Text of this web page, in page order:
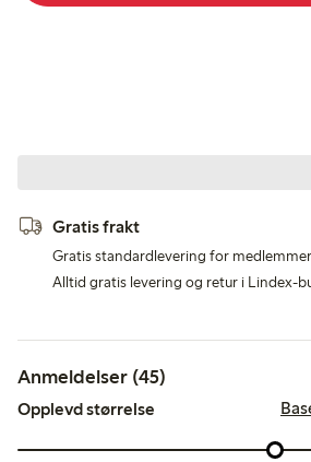
Gratis frakt
Gratis standardlevering for
Alltid gratis levering og retur i Lindex-
Anmeldelser (45)
Opplevd størrelse